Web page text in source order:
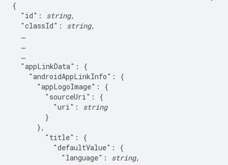
{
  "id":
string,
  "classId":
string,
  …
  …
  …
  "appLinkData": {
    "androidAppLinkInfo": {
      "appLogoImage": {
        "sourceUri": {
          "uri":
string
        }
      },
        "title": {
          "defaultValue": {
            "language":
string,